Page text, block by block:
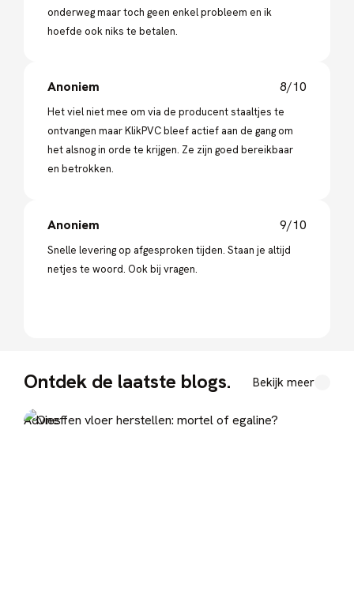
onderweg maar toch geen enkel probleem en ik
hoefde ook niks te betalen.
Anoniem 8/10
Het viel niet mee om via de producent staaltjes te
ontvangen maar KlikPVC bleef actief aan de gang om
het alsnog in orde te krijgen. Ze zijn goed bereikbaar
en betrokken.
Anoniem 9/10
Snelle levering op afgesproken tijden. Staan je altijd
netjes te woord. Ook bij vragen.
Ontdek de laatste blogs. Bekijk meer
Advies